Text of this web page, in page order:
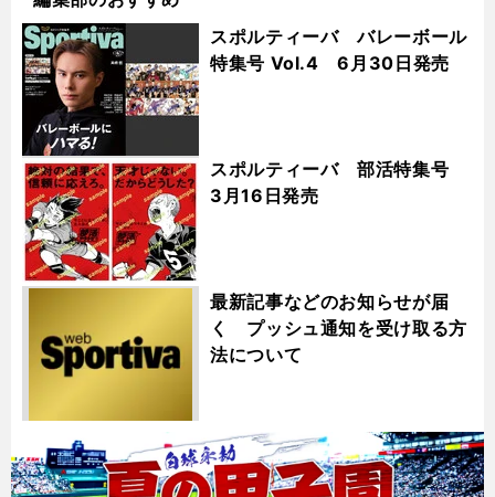
スポルティーバ バレーボール
特集号 Vol.4 6月30日発売
スポルティーバ 部活特集号
3月16日発売
最新記事などのお知らせが届
く プッシュ通知を受け取る方
法について